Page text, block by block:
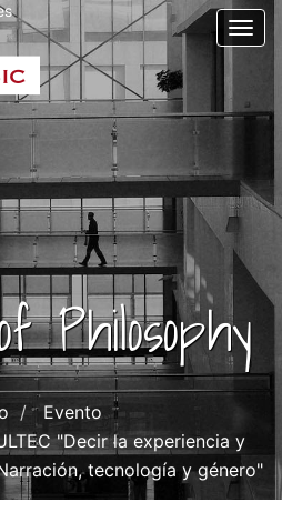
Philosophy
Evento
"Decir la experiencia y
tecnología y género"